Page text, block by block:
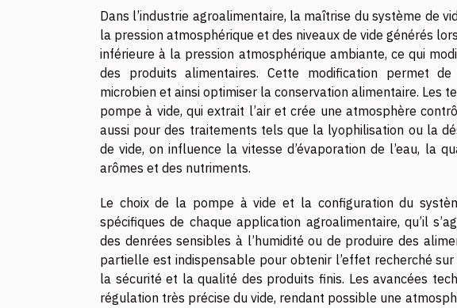
Dans l’industrie agroalimentaire, la maîtrise du système de
la pression atmosphérique et des niveaux de vide générés
inférieure à la pression atmosphérique ambiante, ce qui
des produits alimentaires. Cette modification permet
microbien et ainsi optimiser la conservation alimentaire. Les
pompe à vide, qui extrait l’air et crée une atmosphère
aussi pour des traitements tels que la lyophilisation ou la
de vide, on influence la vitesse d’évaporation de l’eau, la
arômes et des nutriments.
Le choix de la pompe à vide et la configuration du
spécifiques de chaque application agroalimentaire, qu’il
des denrées sensibles à l’humidité ou de produire des
partielle est indispensable pour obtenir l’effet recherché
la sécurité et la qualité des produits finis. Les avancées
régulation très précise du vide, rendant possible une